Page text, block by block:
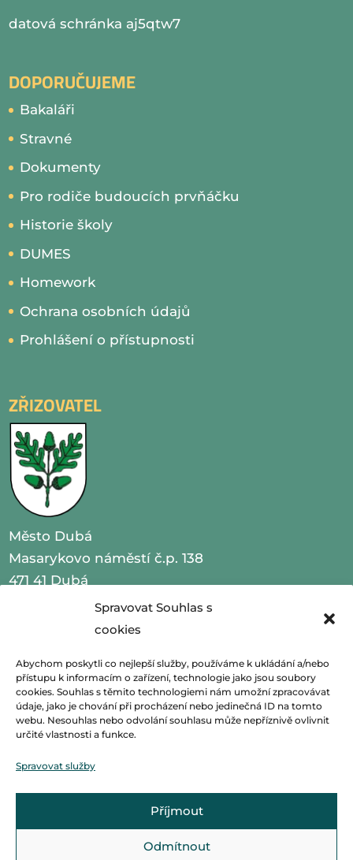
Spravovat Souhlas s
cookies
Abychom poskytli co nejlepší služby, používáme k ukládání a/nebo
přístupu k informacím o zařízení, technologie jako jsou soubory
cookies. Souhlas s těmito technologiemi nám umožní zpracovávat
údaje, jako je chování při procházení nebo jedinečná ID na tomto
webu. Nesouhlas nebo odvolání souhlasu může nepříznivě ovlivnit
určité vlastnosti a funkce.
Spravovat služby
Příjmout
Odmítnout
datová schránka aj5qtw7
DOPORUČUJEME
Bakaláři
Stravné
Dokumenty
Pro rodiče budoucích prvňáčku
Historie školy
DUMES
Homework
Ochrana osobních údajů
Prohlášení o přístupnosti
ZŘIZOVATEL
Město Dubá
Masarykovo náměstí č.p. 138
471 41 Dubá
IČO 00260479
emailpodatelna@mestoduba.cz
webhttp://www.mestoduba.cz